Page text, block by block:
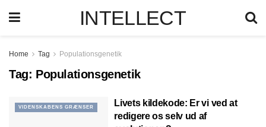
INTELLECT
Home Tag Populationsgenetik
Tag: Populationsgenetik
VIDENSKABENS GRÆNSER
Livets kildekode: Er vi ved at
redigere os selv ud af